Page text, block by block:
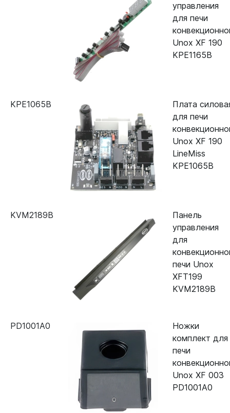
управления
для печи
Unox XF 190
KPE1165B
KPE1065B
Плата
для печи
Unox XF 190
LineMiss
KPE1065B
KVM2189B
Панель
управления
для
печи Unox
XFT199
KVM2189B
PD1001A0
Ножки
комплект для
печи
Unox XF 003
PD1001A0